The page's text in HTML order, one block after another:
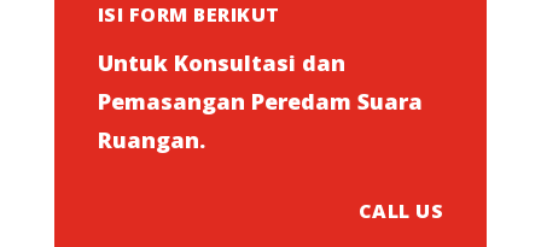
ISI FORM BERIKUT
Untuk Konsultasi dan
Pemasangan Peredam Suara
Ruangan.
CALL US